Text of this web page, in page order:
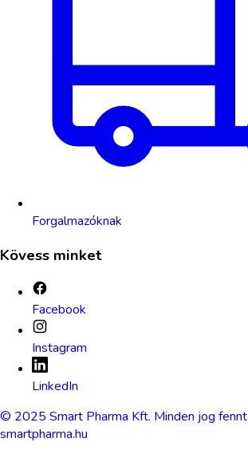
Forgalmazóknak
Kövess minket
Facebook
Instagram
LinkedIn
© 2025 Smart Pharma Kft. Minden jog
smartpharma.hu